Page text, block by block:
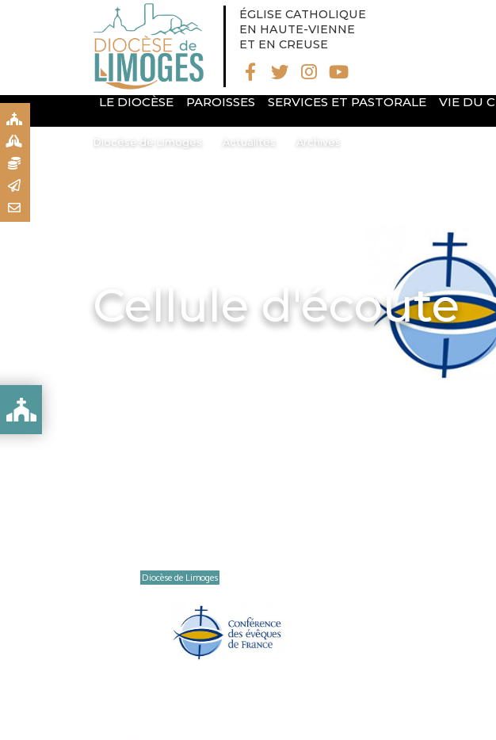
ÉGLISE CATHOLIQUE
EN HAUTE-VIENNE
ET EN CREUSE
LE DIOCÈSE PAROISSES SERVICES ET PASTORALE VIE DU
Diocèse de Limoges Actualités Archives
Cellule d'écoute
Diocèse de Limoges